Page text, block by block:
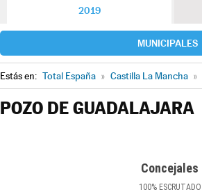
2019
MUNICIPALES
Estás en: Total España » Castilla La Mancha »
POZO DE GUADALAJARA
Concejales
100%ESCRUTADO